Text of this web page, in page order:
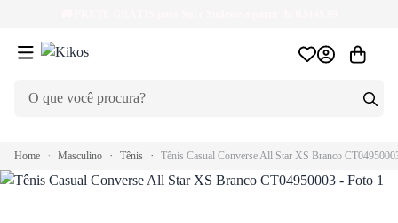
Home Masculino Tênis Tênis Casual Converse All Star XS Branco